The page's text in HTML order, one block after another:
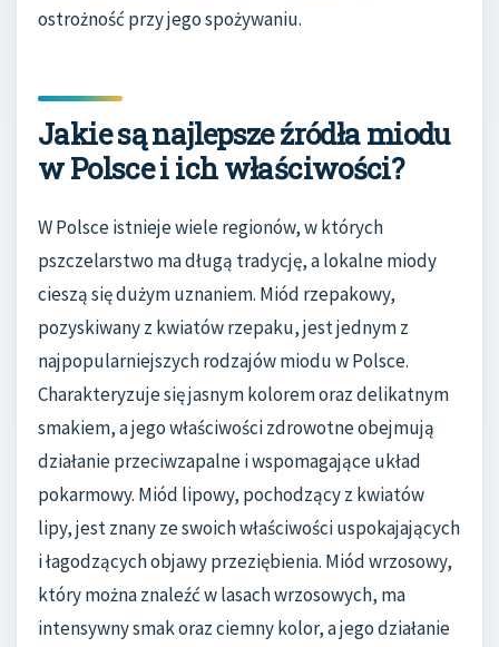
ostrożność przy jego spożywaniu.
Jakie są najlepsze źródła miodu
w Polsce i ich właściwości?
W Polsce istnieje wiele regionów, w których
pszczelarstwo ma długą tradycję, a lokalne miody
cieszą się dużym uznaniem. Miód rzepakowy,
pozyskiwany z kwiatów rzepaku, jest jednym z
najpopularniejszych rodzajów miodu w Polsce.
Charakteryzuje się jasnym kolorem oraz delikatnym
smakiem, a jego właściwości zdrowotne obejmują
działanie przeciwzapalne i wspomagające układ
pokarmowy. Miód lipowy, pochodzący z kwiatów
lipy, jest znany ze swoich właściwości uspokajających
i łagodzących objawy przeziębienia. Miód wrzosowy,
który można znaleźć w lasach wrzosowych, ma
intensywny smak oraz ciemny kolor, a jego działanie